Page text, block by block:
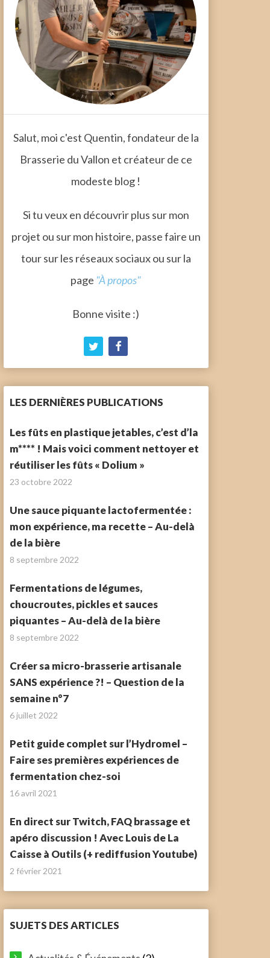
Salut, moi c'est Quentin, fondateur de la
Brasserie du Vallon et créateur de ce
modeste blog !
Si tu veux en découvrir plus sur mon
projet ou sur mon histoire, passe faire un
tour sur les réseaux sociaux ou sur la
page "À propos"
Bonne visite :)
LES DERNIÈRES PUBLICATIONS
Les fûts en plastique jetables, c’est d’la
m**** ! Mais voici comment nettoyer et
réutiliser les fûts « Dolium »
23 octobre 2022
Une sauce piquante lactofermentée :
mon expérience, ma recette – Au-delà
de la bière
8 septembre 2022
Fermentations de légumes,
choucroutes, pickles et sauces
piquantes – Au-delà de la bière
8 septembre 2022
Créer sa micro-brasserie artisanale
SANS expérience ?! – Question de la
semaine n°7
6 juillet 2022
Petit guide complet sur l’Hydromel –
Faire ses premières expériences de
fermentation chez-soi
16 avril 2021
En direct sur Twitch, FAQ brassage et
apéro discussion ! Avec Louis de La
Caisse à Outils (+ rediffusion Youtube)
2 février 2021
SUJETS DES ARTICLES